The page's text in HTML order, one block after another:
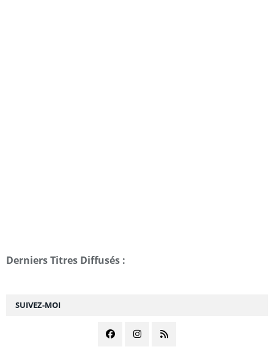
SUIVEZ-MOI
Derniers Titres Diffusés :